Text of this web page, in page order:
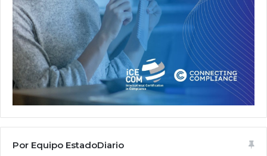
Por Equipo EstadoDiario